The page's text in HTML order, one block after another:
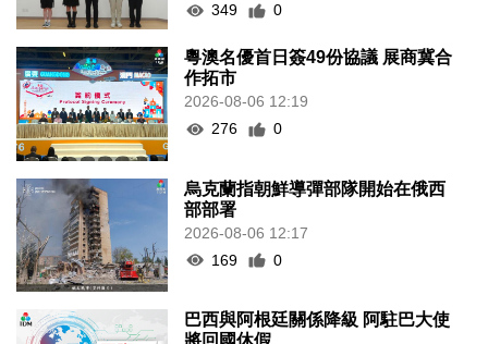
349
0
粵澳名優首日簽49份協議 展商冀合
作拓市
2026-08-06 12:19
276
0
烏克蘭指朝鮮導彈部隊開始在俄西
部部署
2026-08-06 12:17
169
0
巴西與阿根廷關係降級 阿駐巴大使
將回國休假